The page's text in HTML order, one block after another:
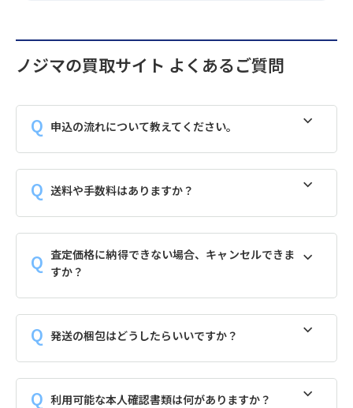
ノジマの買取サイト よくあるご質問
申込の流れについて教えてください。
送料や手数料はありますか？
査定価格に納得できない場合、キャンセルできま
すか？
発送の梱包はどうしたらいいですか？
利用可能な本人確認書類は何がありますか？